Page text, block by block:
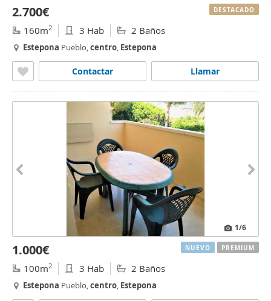
2.700€
160m2 3 Hab 2 Baños
Estepona Pueblo,centro, Estepona
Llamar
Contactar
DESTACADO
1/6
1.000€
100m2 3 Hab 2 Baños
Estepona Pueblo,centro, Estepona
NUEVO PREMIUM